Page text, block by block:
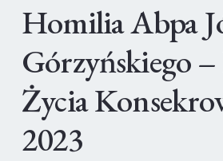
Homilia Abpa
Górzyńskiego
Życia
2023